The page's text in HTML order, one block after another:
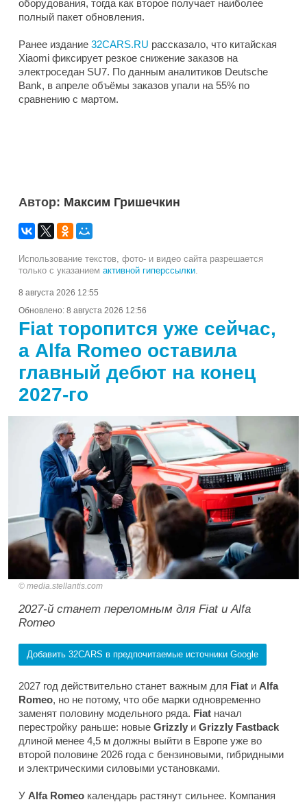
оборудования, тогда как второе получает наиболее
полный пакет обновления.
Ранее издание 32CARS.RU рассказало, что китайская
Xiaomi фиксирует резкое снижение заказов на
электроседан SU7. По данным аналитиков Deutsche
Bank, в апреле объёмы заказов упали на 55% по
сравнению с мартом.
Автор: Максим Гришечкин
Использование текстов, фото- и видео сайта разрешается
только с указанием активной гиперссылки
8 августа 2026 12:55
Обновлено: 8 августа 2026 12:56
Fiat торопится уже сейчас,
а Alfa Romeo оставила
главный дебют на конец
2027-го
media.stellantis.com
2027-й станет переломным для Fiat и Alfa
Romeo
Добавить 32CARS в предпочитаемые источники Google
2027 год действительно станет важным для Fiat и Alfa
Romeo, но не потому, что обе марки одновременно
заменят половину модельного ряда. Fiat начал
перестройку раньше: новые Grizzly и Grizzly Fastback
длиной менее 4,5 м должны выйти в Европе уже во
второй половине 2026 года с бензиновыми, гибридными
и электрическими силовыми установками.
У Alfa Romeo календарь растянут сильнее. Компания